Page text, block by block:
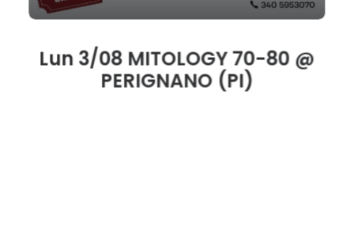
Lun 3/08 MITOLOGY 70-80 @
PERIGNANO (PI)